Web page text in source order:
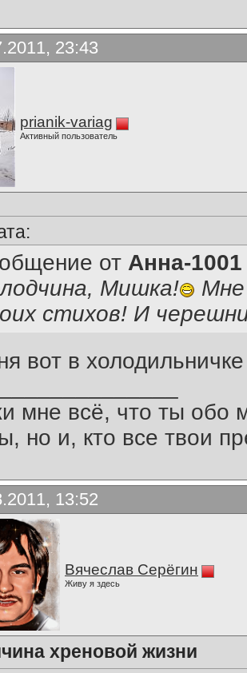
23:43
prianik-variag
Активный пользователь
от Анна-1001
Мишка!
Мне
стихов! И
вот в
мне всё, что ты обо
но и, кто все твои
13:52
Вячеслав Серёгин
Живу я здесь
хреновой жизни